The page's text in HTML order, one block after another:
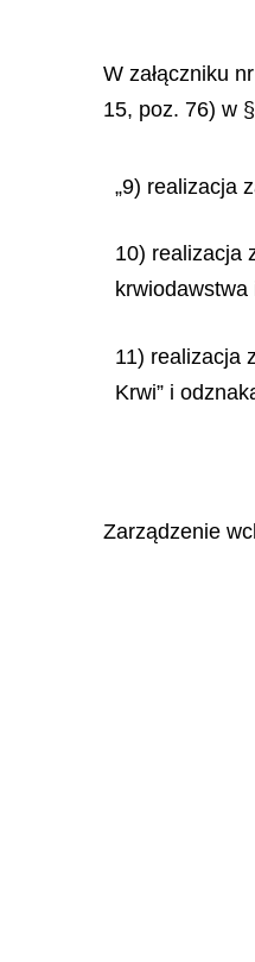
W załączniku
15, poz. 76) w
„9) realizacja
10) realizacja
11) realizacja
Krwi” i
Zarządzenie